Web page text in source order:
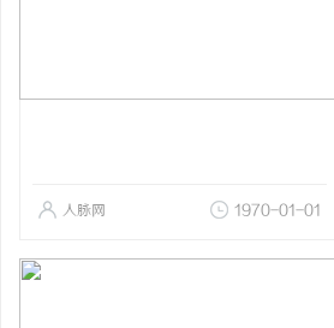
人脉网 1970-01-01